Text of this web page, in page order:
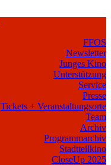
FFOS
Newsletter
Junges Kino
Unterstützung
Service
Presse
Tickets + Veranstaltungsorte
Team
Archiv
Programmarchiv
Stadtteilkino
CloseUp 2025